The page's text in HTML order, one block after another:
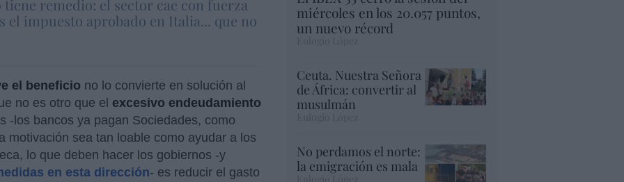
tiene remedio: el sector cae con fuerza
el impuesto aprobado en Italia... que no
el beneficio no lo convierte en solución al
no es otro que el excesivo endeudamiento
-los bancos ya pagan Sociedades, como
motivación sea tan loable como ayudar a los
lo que deben hacer los gobiernos -y
en esta dirección- es reducir el gasto
miércoles en los 20.057 puntos,
un nuevo récord
Ceuta. Nuestra Señora
de África: convertir al
musulmán
No perdamos el norte:
la emigración es mala